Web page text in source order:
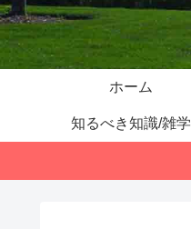
ホーム
知るべき知識/雑学